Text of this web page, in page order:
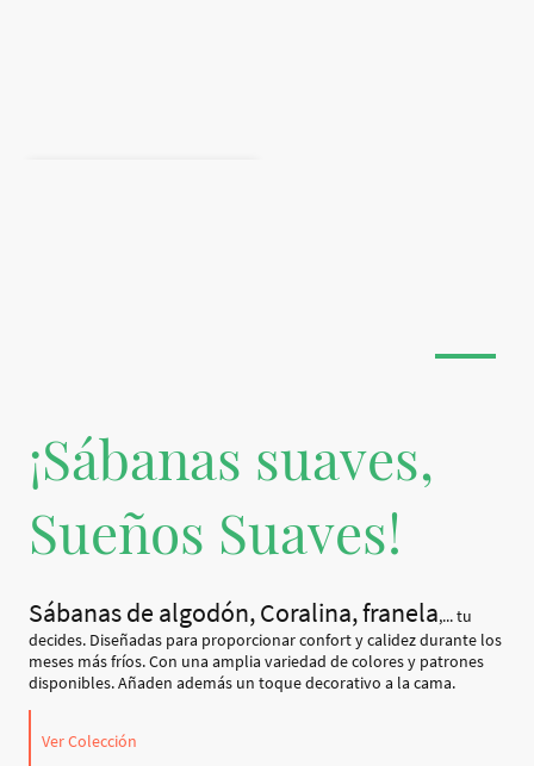
¡Sábanas suaves,
Sueños Suaves!
Sábanas de algodón, Coralina, franela,... tu
decides. Diseñadas para proporcionar confort y calidez durante los
meses más fríos. Con una amplia variedad de colores y patrones
disponibles. Añaden además un toque decorativo a la cama.
Ver Colección